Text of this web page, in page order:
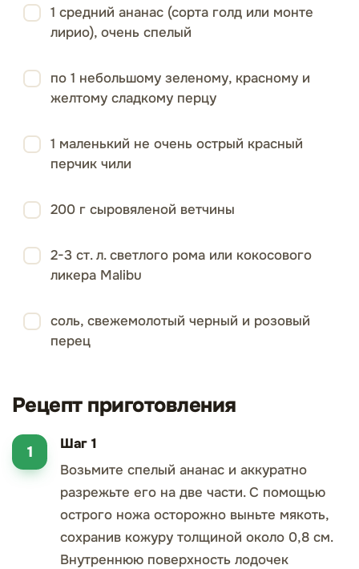
1 средний ананас (сорта голд или монте
лирио), очень спелый
по 1 небольшому зеленому, красному и
желтому сладкому перцу
1 маленький не очень острый красный
перчик чили
200 г сыровяленой ветчины
2-3 ст. л. светлого рома или кокосового
ликера Malibu
соль, свежемолотый черный и розовый
перец
Рецепт приготовления
Шаг 1
Возьмите спелый ананас и аккуратно
разрежьте его на две части. С помощью
острого ножа осторожно выньте мякоть,
сохранив кожуру толщиной около 0,8 см.
Внутреннюю поверхность лодочек